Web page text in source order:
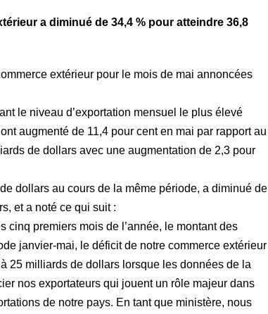
a diminué de 34,4 % pour atteindre 36,8
extérieur pour le mois de mai annoncées
le niveau d’exportation mensuel le plus élevé
augmenté de 11,4 pour cent en mai par rapport au
de dollars avec une augmentation de 2,3 pour
dollars au cours de la même période, a diminué de
et a noté ce qui suit :
premiers mois de l’année, le montant des
janvier-mai, le déficit de notre commerce extérieur
25 milliards de dollars lorsque les données de la
nos exportateurs qui jouent un rôle majeur dans
de notre pays. En tant que ministère, nous